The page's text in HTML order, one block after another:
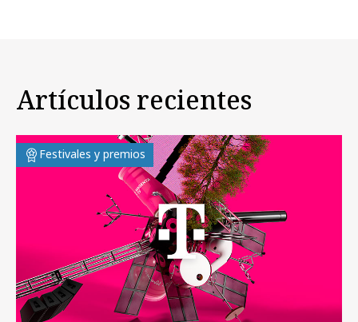
Artículos recientes
Festivales y premios